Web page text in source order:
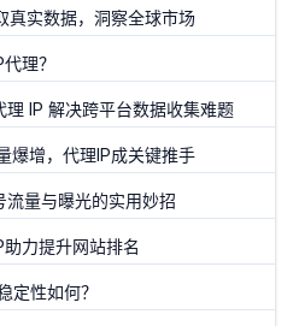
真实数据，洞察全球市场
理？
IP 解决跨平台数据收集难题
爆增，代理IP成关键推手
量与曝光的实用妙招
力提升网站排名
定性如何？